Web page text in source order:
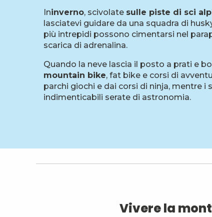
Ininverno, scivolate sulle piste di sci
lasciatevi guidare da una squadra di
più intrepidi possono cimentarsi nel
scarica di adrenalina.
Quando la neve lascia il posto a prati e
mountain bike, fat bike e corsi di
parchi giochi e dai corsi di ninja, mentre
indimenticabili serate di astronomia.
Vivere la